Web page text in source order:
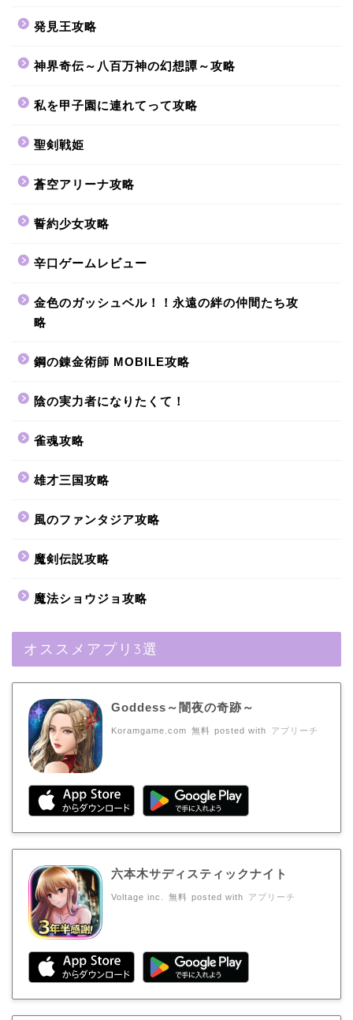
発見王攻略
神界奇伝～八百万神の幻想譚～攻略
私を甲子園に連れてって攻略
聖剣戦姫
蒼空アリーナ攻略
誓約少女攻略
辛口ゲームレビュー
金色のガッシュベル！！永遠の絆の仲間たち攻
略
鋼の錬金術師 MOBILE攻略
陰の実力者になりたくて！
雀魂攻略
雄才三国攻略
風のファンタジア攻略
魔剣伝説攻略
魔法ショウジョ攻略
オススメアプリ3選
Goddess～闇夜の奇跡～
Koramgame.com 無料 posted with アプリーチ
六本木サディスティックナイト
Voltage inc. 無料 posted with アプリーチ